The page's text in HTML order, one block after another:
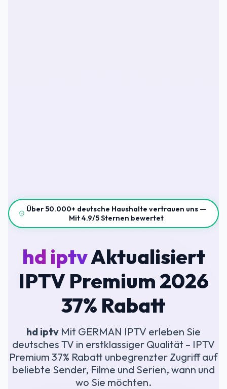
Über 50.000+ deutsche Haushalte vertrauen uns —
Mit 4.9/5 Sternen bewertet
hd iptvAktualisiert
IPTV Premium 2026
37% Rabatt
hd iptv Mit GERMAN IPTV erleben Sie
deutsches TV in erstklassiger Qualität – IPTV
Premium 37% Rabatt unbegrenzter Zugriff auf
beliebte Sender, Filme und Serien, wann und
wo Sie möchten.